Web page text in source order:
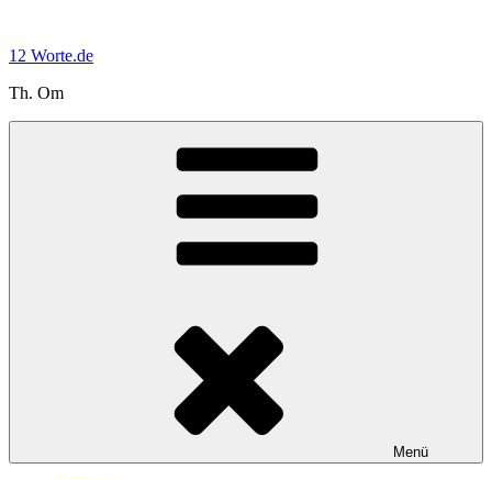
springen
12 Worte.de
Th. Om
Menü